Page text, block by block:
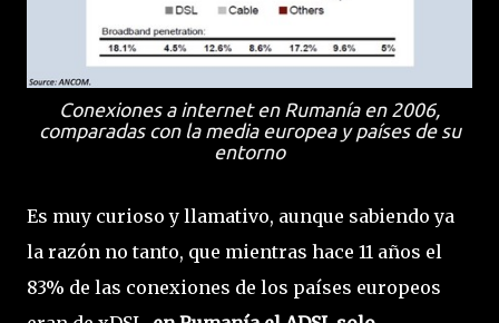
Conexiones a internet en Rumanía en 2006,
comparadas con la media europea y países de su
entorno
Es muy curioso y llamativo, aunque sabiendo ya
la razón no tanto, que mientras hace 11 años el
83% de las conexiones de los países europeos